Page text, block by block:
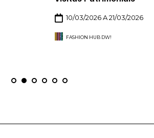
10/03/2026 A 21/03/2026
FASHION HUB DW!